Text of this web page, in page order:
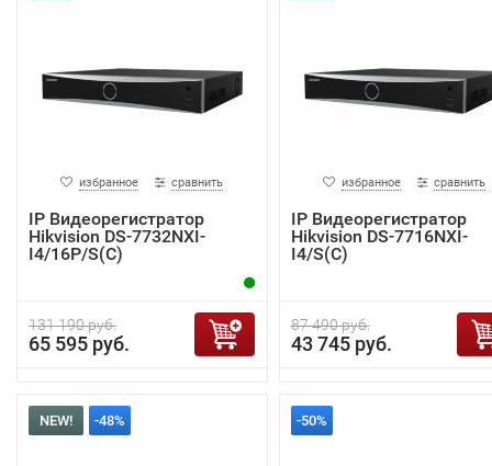
избранное сравнить
IP Видеорегистратор
Hikvision DS-7732NXI-
I4/16P/S(C)
131 190 руб.
65 595 руб.
избранное сравнить
IP Видеорегистратор
Hikvision DS-7716NXI-
I4/S(C)
87 490 руб.
43 745 руб.
NEW! -48% -50%